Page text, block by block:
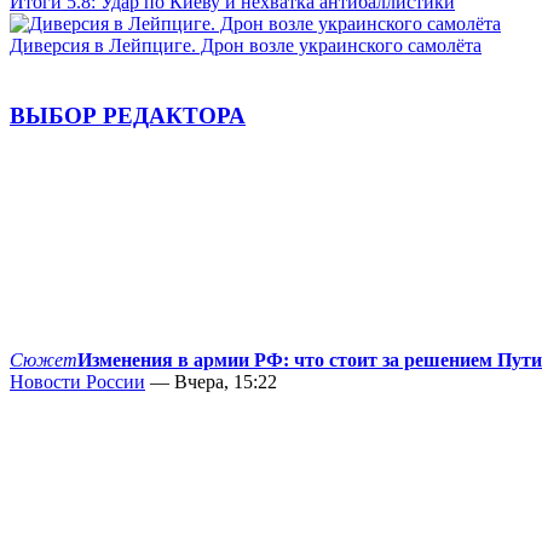
Диверсия в Лейпциге. Дрон возле украинского самолёта
ВЫБОР РЕДАКТОРА
СюжетИзменения в армии РФ: что стоит за решением
Новости России — Вчера, 15:22